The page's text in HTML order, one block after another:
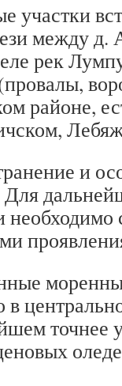
участки
между д.
рек
районе,
и
необходимо
в
точнее